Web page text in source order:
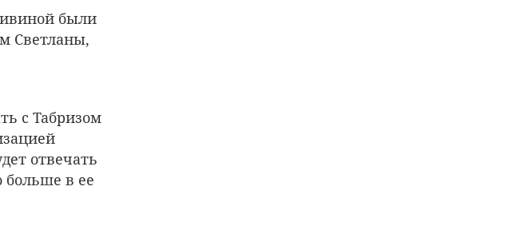
были
Светланы,
с Табризом
отвечать
больше в ее